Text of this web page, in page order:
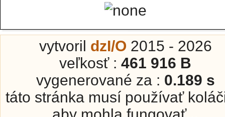
vytvoril dzI/O 2015 - 2026
veľkosť :461 916 B
vygenerované za : 0.189 s
táto stránka musí používať